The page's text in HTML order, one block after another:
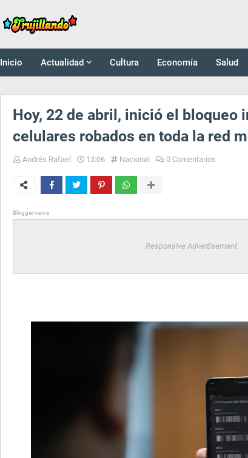
Inicio Actualidad Cultura Economía Salud
Hoy, 22 de abril, inició el bloqueo
celulares robados en toda la red
Andrés Rafael 13:06 Nacional 0 Comentarios
Blogger news
Responsive Advertisement